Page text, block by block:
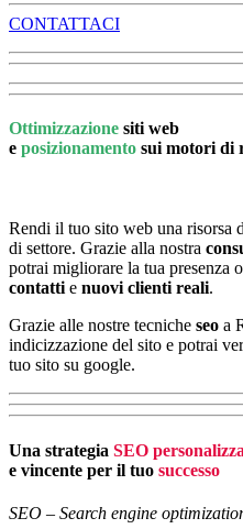
CONTATTACI
Ottimizzazione siti web
e posizionamento sui motori di
Rendi il tuo sito web una risorsa
di settore. Grazie alla nostra
potrai migliorare la tua presenza
contatti e nuovi clienti reali.
Grazie alle nostre tecniche seo a
indicizzazione del sito e potrai
tuo sito su google.
Una strategia SEO
e vincente per il tuo successo
SEO – Search engine